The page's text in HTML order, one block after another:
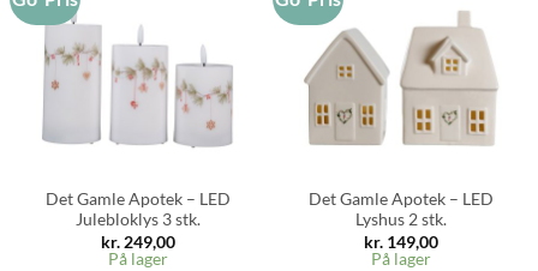
Det Gamle Apotek – LED
Julebloklys 3 stk.
kr.249,00
På lager
Det Gamle Apotek – LED
Lyshus 2 stk.
kr.149,00
På lager